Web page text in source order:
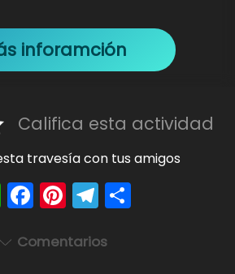
inforamción
Califica esta actividad
travesía con tus amigos
W
h
a
F
a
c
Pi
nt
er
T
el
e
Comentarios